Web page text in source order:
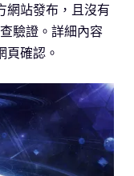
網站發布，且沒有
驗證。詳細內容
確認。